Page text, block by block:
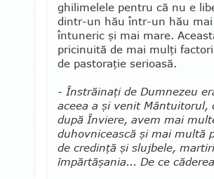
ghilimelele pentru că nu e
dintr-un hău într-un hău
întuneric şi mai mare.
pricinuită de mai mulţi
de pastoraţie serioasă.
- Înstrăinaţi de Dumnezeu
aceea a şi venit Mântuitorul,
după Înviere, avem mai
duhovnicească şi mai multă
de credinţă şi slujbele,
împărtăşania... De ce